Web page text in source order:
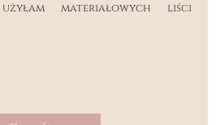
materiałowych liści